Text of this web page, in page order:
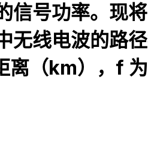
号功率。现
无线电波的
（km），f 为